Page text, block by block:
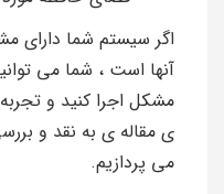
اگر سیستم شما دارای
مشکل اجرا کنید و
می پردازیم.